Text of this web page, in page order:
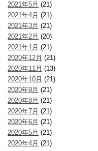
2021年5月 (21)
2021年4月 (21)
2021年3月 (21)
2021年2月 (20)
2021年1月 (21)
2020年12月 (21)
2020年11月 (13)
2020年10月 (21)
2020年9月 (21)
2020年8月 (21)
2020年7月 (21)
2020年6月 (21)
2020年5月 (21)
2020年4月 (21)